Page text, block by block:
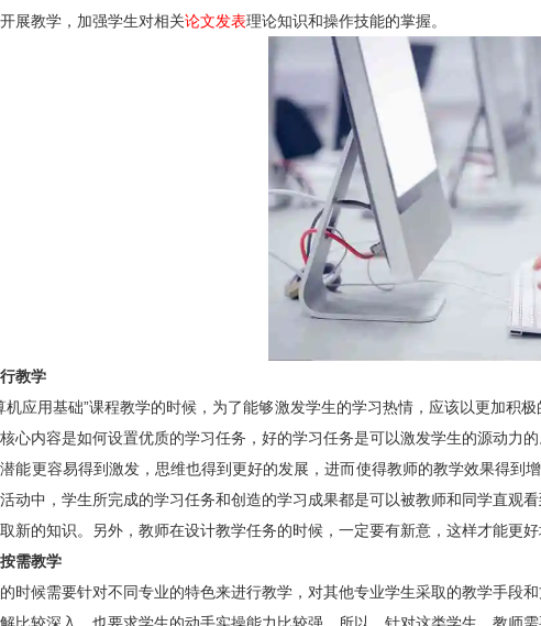
展教学，加强学生对相关论文发表理论知识和操作技能的掌握。
教学
机应用基础”课程教学的时候，为了能够激发学生的学习热情，应该以更加
心内容是如何设置优质的学习任务，好的学习任务是可以激发学生的源动
能更容易得到激发，思维也得到更好的发展，进而使得教师的教学效果得到
动中，学生所完成的学习任务和创造的学习成果都是可以被教师和同学直观
新的知识。另外，教师在设计教学任务的时候，一定要有新意，这样才能更好
需教学
时候需要针对不同专业的特色来进行教学，对其他专业学生采取的教学手